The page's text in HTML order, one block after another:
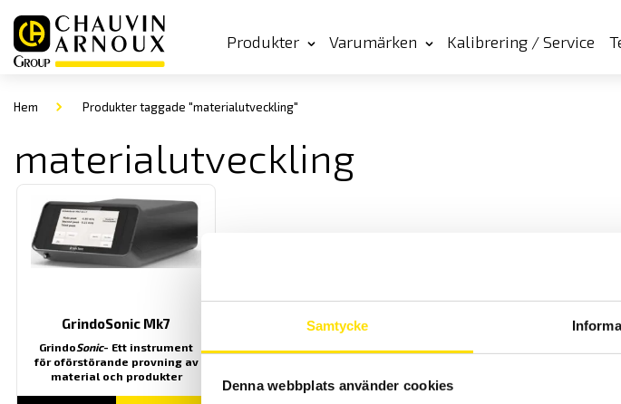
Samtycke
Denna webbplats använder cookies
Produkter Varumärken Kalibrering / Service
Hem Produkter taggade "materialutveckling"
materialutveckling
GrindoSonic Mk7
GrindoSonic- Ett instrument
för oförstörande provning av
material och produkter